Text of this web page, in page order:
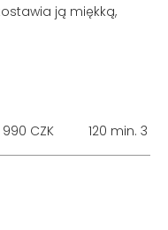
ją miękką,
CZK 120 min. 3